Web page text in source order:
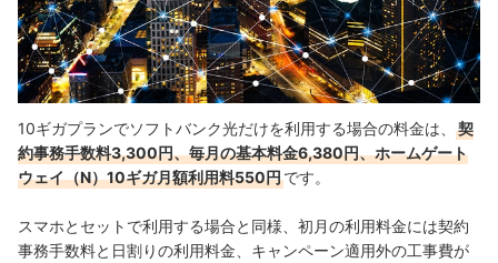
10ギガプランでソフトバンク光だけを利用する場合の料金は、
契
約事務手数料3,300円、毎月の基本料金6,380円、ホームゲート
ウェイ（N）10ギガ月額利用料550円です。
スマホとセットで利用する場合と同様、初月の利用料金には契約
事務手数料と日割りの利用料金、キャンペーン適用外の工事費が